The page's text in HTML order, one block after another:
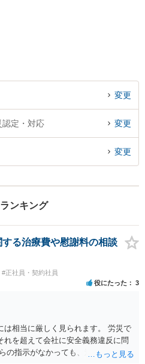
変更
認定・対応 変更
変更
ンキング
る治療費や慰謝料の相談
#正社員・契約社員
役にたった 3
は相当に厳しく見られます。 労災で
を超えて会社に安全義務違反に問
の指示がなかっても、逆に危険な作